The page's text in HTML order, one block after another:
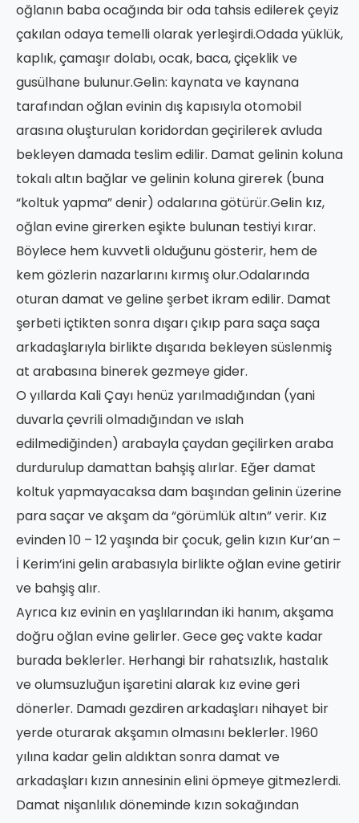
oğlanın baba ocağında bir oda tahsis edilerek çeyiz
çakılan odaya temelli olarak yerleşirdi.Odada yüklük,
kaplık, çamaşır dolabı, ocak, baca, çiçeklik ve
gusülhane bulunur.Gelin: kaynata ve kaynana
tarafından oğlan evinin dış kapısıyla otomobil
arasına oluşturulan koridordan geçirilerek avluda
bekleyen damada teslim edilir. Damat gelinin koluna
tokalı altın bağlar ve gelinin koluna girerek (buna
“koltuk yapma” denir) odalarına götürür.Gelin kız,
oğlan evine girerken eşikte bulunan testiyi kırar.
Böylece hem kuvvetli olduğunu gösterir, hem de
kem gözlerin nazarlarını kırmış olur.Odalarında
oturan damat ve geline şerbet ikram edilir. Damat
şerbeti içtikten sonra dışarı çıkıp para saça saça
arkadaşlarıyla birlikte dışarıda bekleyen süslenmiş
at arabasına binerek gezmeye gider.
O yıllarda Kali Çayı henüz yarılmadığından (yani
duvarla çevrili olmadığından ve ıslah
edilmediğinden) arabayla çaydan geçilirken araba
durdurulup damattan bahşiş alırlar. Eğer damat
koltuk yapmayacaksa dam başından gelinin üzerine
para saçar ve akşam da “görümlük altın” verir. Kız
evinden 10 – 12 yaşında bir çocuk, gelin kızın Kur’an –
İ Kerim’ini gelin arabasıyla birlikte oğlan evine getirir
ve bahşiş alır.
Ayrıca kız evinin en yaşlılarından iki hanım, akşama
doğru oğlan evine gelirler. Gece geç vakte kadar
burada beklerler. Herhangi bir rahatsızlık, hastalık
ve olumsuzluğun işaretini alarak kız evine geri
dönerler. Damadı gezdiren arkadaşları nihayet bir
yerde oturarak akşamın olmasını beklerler. 1960
yılına kadar gelin aldıktan sonra damat ve
arkadaşları kızın annesinin elini öpmeye gitmezlerdi.
Damat nişanlılık döneminde kızın sokağından